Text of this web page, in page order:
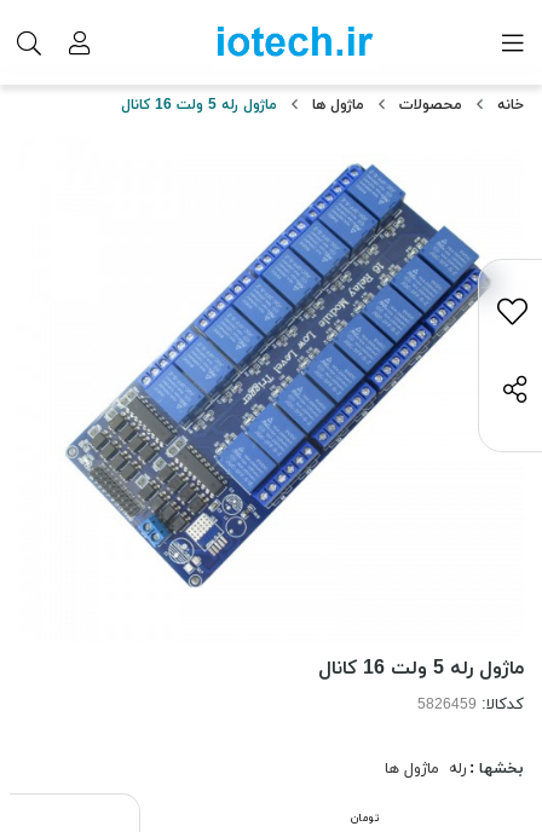
خانه محصولات ماژول ها ماژول رله 5 ولت 16 کانال
ماژول رله 5 ولت 16 کانال
کدکالا:
بخشها : رله ماژول ها
تومان